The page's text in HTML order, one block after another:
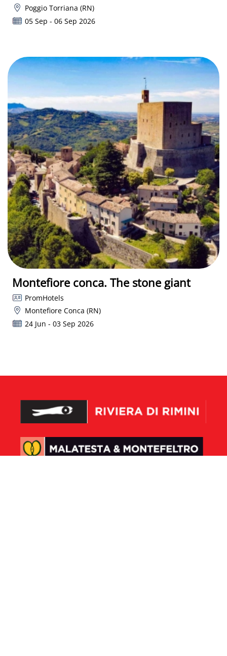
Poggio Torriana (RN)
05 Sep - 06 Sep 2026
Montefiore conca. The stone giant
PromHotels
Montefiore Conca (RN)
24 Jun - 03 Sep 2026